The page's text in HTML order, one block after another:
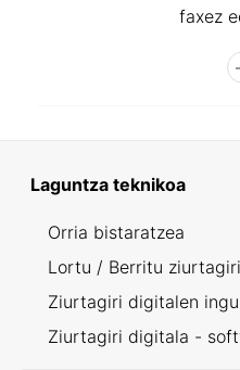
faxez
Laguntza teknikoa
Orria bistaratzea
Lortu / Berritu
Ziurtagiri digitalen
Ziurtagiri digitala -